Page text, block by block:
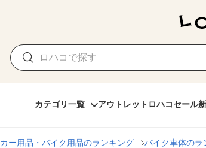
カテゴリ一覧 アウトレット ロハコセール
カー用品・バイク用品のランキング バイク車体のラ